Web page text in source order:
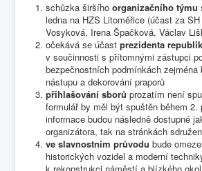
schůzka širšího organizačního týmu
ledna na HZS Litoměřice (účast za
Vosyková, Irena Špačková, Václav
očekává se účast prezidenta
v součinnosti s přítomnými zástupci
bezpečnostních podmínkách zejména
nástupu a dekorování praporů
přihlašování sborů prozatím není
formulář by měl být spuštěn během 2.
informace budou následně dostupné
organizátora, tak na stránkách
ve slavnostním průvodu bude
historických vozidel a moderní